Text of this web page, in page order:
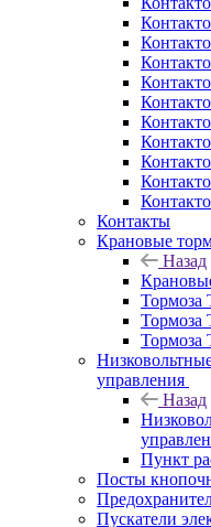
Контакты
Крановые
Назад
Тормоза
Тормоза
управления
Назад
Пункт
Посты
Пускатели